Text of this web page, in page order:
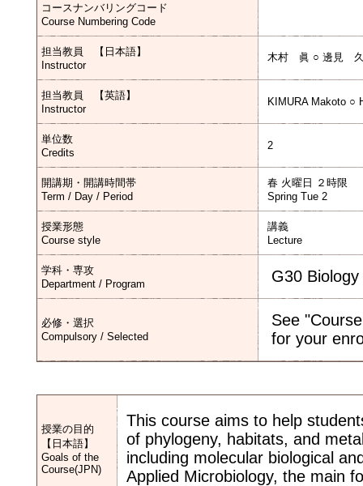
コースナンバリングコード
Course Numbering Code
担当教員 【日本語】
Instructor
木村 眞 ○ 邊見
担当教員 【英語】
Instructor
KIMURA Makoto ○
単位数
Credits
2
開講期・開講時間帯
Term / Day / Period
春 火曜日 ２時限
Spring Tue 2
授業形態
Course style
講義
Lecture
学科・専攻
Department / Program
G30 Biology
必修・選択
Compulsory / Selected
See
for your
授業の目的
【日本語】
Goals of the
Course(JPN)
This course aims to help
of phylogeny, habitats, and
including molecular biological
Applied Microbiology, the main